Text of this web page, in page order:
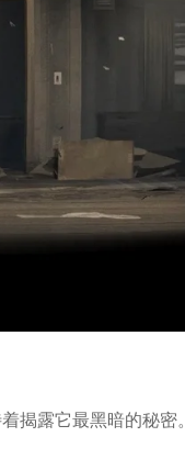
揭露它最黑暗的秘密。